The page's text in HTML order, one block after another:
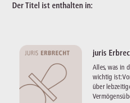
Der Titel ist enthalten in:
juris
Alles, was in
wichtig ist:
über